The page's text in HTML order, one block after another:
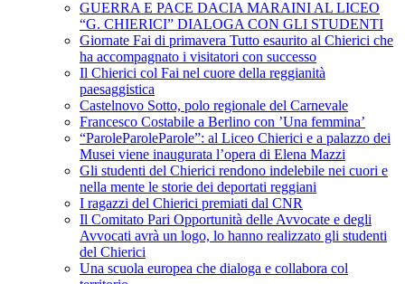
GUERRA E PACE DACIA MARAINI AL LICEO
“G. CHIERICI” DIALOGA CON GLI STUDENTI
Giornate Fai di primavera Tutto esaurito al Chierici che
ha accompagnato i visitatori con successo
Il Chierici col Fai nel cuore della reggianità
paesaggistica
Castelnovo Sotto, polo regionale del Carnevale
Francesco Costabile a Berlino con ’Una femmina’
“ParoleParoleParole”: al Liceo Chierici e a palazzo dei
Musei viene inaugurata l’opera di Elena Mazzi
Gli studenti del Chierici rendono indelebile nei cuori e
nella mente le storie dei deportati reggiani
I ragazzi del Chierici premiati dal CNR
Il Comitato Pari Opportunità delle Avvocate e degli
Avvocati avrà un logo, lo hanno realizzato gli studenti
del Chierici
Una scuola europea che dialoga e collabora col